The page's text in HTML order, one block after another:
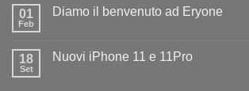
su
la
nuovissima
01
Feb
Diamo il benvenuto ad Eryone
Diamo
18
Set
Nuovi iPhone 11 e 11Pro